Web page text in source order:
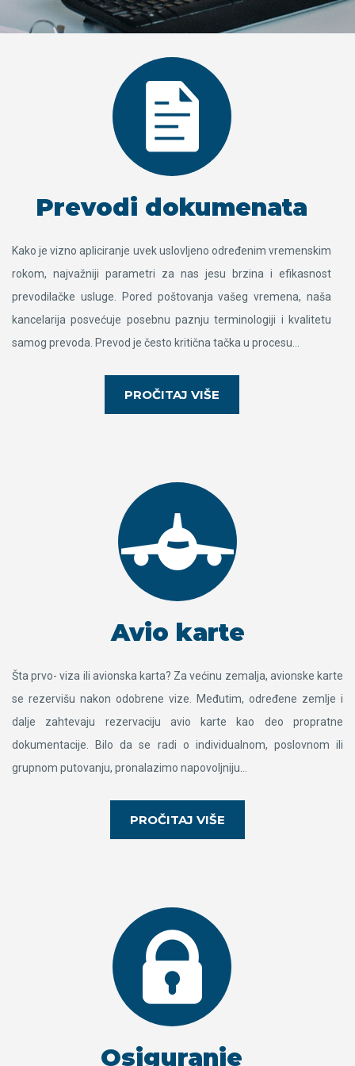
Prevodi dokumenata
Kako je vizno apliciranje uvek uslovljeno određenim vremenskim
rokom, najvažniji parametri za nas jesu brzina i efikasnost
prevodilačke usluge. Pored poštovanja vašeg vremena, naša
kancelarija posvećuje posebnu paznju terminologiji i kvalitetu
samog prevoda. Prevod je često kritična tačka u procesu…
PROČITAJ VIŠE
Avio karte
Šta prvo- viza ili avionska karta? Za većinu zemalja, avionske karte
se rezervišu nakon odobrene vize. Međutim, određene zemlje i
dalje zahtevaju rezervaciju avio karte kao deo propratne
dokumentacije. Bilo da se radi o individualnom, poslovnom ili
grupnom putovanju, pronalazimo napovoljniju…
PROČITAJ VIŠE
Osiguranje